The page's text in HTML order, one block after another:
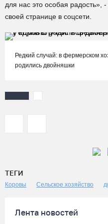
для нас это особая радость»,
своей странице в соцсети.
Редкий случай: в фермерском
родились двойняшки
ТЕГИ
Коровы Сельское хозяйство
Лента новостей